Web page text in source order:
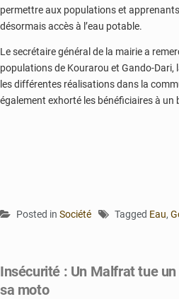
permettre aux populations et
désormais accès à l’eau potable.
Le secrétaire général de la mairie a
populations de Kourarou et Gando-Dari,
les différentes réalisations dans la
également exhorté les bénéficiaires à un
Posted in Société Tagged Eau,
Insécurité : Un Malfrat tue
sa moto